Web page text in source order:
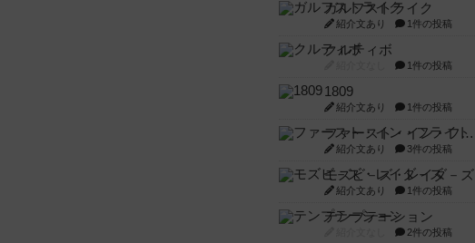
ガルフストライク
紹介文あり 1件の投稿
クルティボ
1件の投稿
1809
紹介文あり 1件の投稿
ファースト・イン・フライト
紹介文あり 3件の投稿
モズビ－ズ・レイダ－ズ
紹介文あり 1件の投稿
テンプテーション
2件の投稿